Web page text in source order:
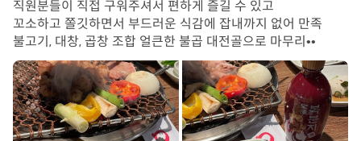
직원분들이 직접 구워주셔서 편하게 즐길 수 있고
꼬소하고 쫄깃하면서 부드러운 식감에 잡내까지 없어 만족
불고기, 대창, 곱창 조합 얼큰한 불곱 대전골으로 마무리••